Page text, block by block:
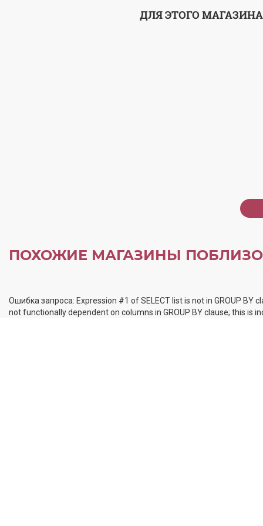
ДЛЯ ЭТОГО
ПОХОЖИЕ МАГАЗИНЫ
Ошибка запроса: Expression #1 of SELECT list is not in GROUP
not functionally dependent on columns in GROUP BY clause; this is